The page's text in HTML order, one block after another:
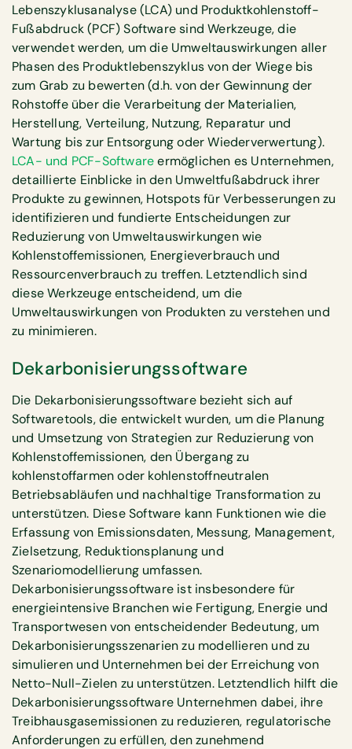
Lebenszyklusanalyse (LCA) und Produktkohlenstoff-
Fußabdruck (PCF) Software sind Werkzeuge, die
verwendet werden, um die Umweltauswirkungen aller
Phasen des Produktlebenszyklus von der Wiege bis
zum Grab zu bewerten (d.h. von der Gewinnung der
Rohstoffe über die Verarbeitung der Materialien,
Herstellung, Verteilung, Nutzung, Reparatur und
Wartung bis zur Entsorgung oder Wiederverwertung).
LCA- und PCF-Softwareermöglichen es Unternehmen,
detaillierte Einblicke in den Umweltfußabdruck ihrer
Produkte zu gewinnen, Hotspots für Verbesserungen zu
identifizieren und fundierte Entscheidungen zur
Reduzierung von Umweltauswirkungen wie
Kohlenstoffemissionen, Energieverbrauch und
Ressourcenverbrauch zu treffen. Letztendlich sind
diese Werkzeuge entscheidend, um die
Umweltauswirkungen von Produkten zu verstehen und
zu minimieren.
Dekarbonisierungssoftware
Die Dekarbonisierungssoftware bezieht sich auf
Softwaretools, die entwickelt wurden, um die Planung
und Umsetzung von Strategien zur Reduzierung von
Kohlenstoffemissionen, den Übergang zu
kohlenstoffarmen oder kohlenstoffneutralen
Betriebsabläufen und nachhaltige Transformation zu
unterstützen. Diese Software kann Funktionen wie die
Erfassung von Emissionsdaten, Messung, Management,
Zielsetzung, Reduktionsplanung und
Szenariomodellierung umfassen.
Dekarbonisierungssoftware ist insbesondere für
energieintensive Branchen wie Fertigung, Energie und
Transportwesen von entscheidender Bedeutung, um
Dekarbonisierungsszenarien zu modellieren und zu
simulieren und Unternehmen bei der Erreichung von
Netto-Null-Zielen zu unterstützen. Letztendlich hilft die
Dekarbonisierungssoftware Unternehmen dabei, ihre
Treibhausgasemissionen zu reduzieren, regulatorische
Anforderungen zu erfüllen, den zunehmend